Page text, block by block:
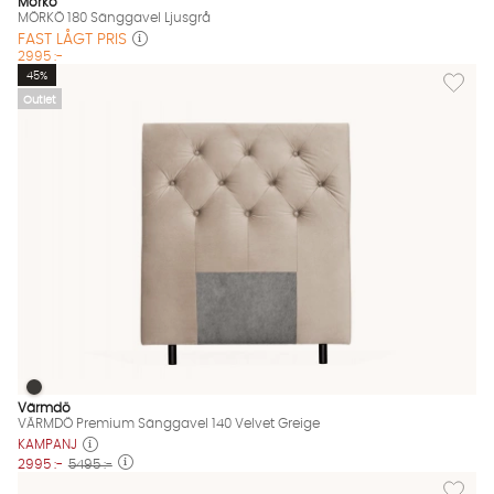
MÖRKÖ 180 Sänggavel Ljusgrå
FAST LÅGT PRIS
2995 :-
Outlet
Lägg
45%
VÄRMDÖ Premium Sänggavel 140 Velvet Greige Finns även i
VÄRMDÖ Premium Sänggavel 140 Velvet Greige
Värmdö
VÄRMDÖ Premium Sänggavel 140 Velvet Greige
KAMPANJ
2995 :- 5495 :-
Lägg